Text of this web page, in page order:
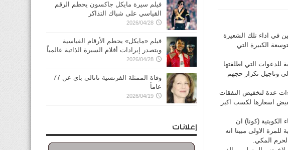
في اداء تلك الشعيرة
الكبيرة التي
للدعوات التي اطلقتها
وتاجيل تكرار حجهم
اضطرت لاتخاذ اجراءات عدة لتخفيض النفقات
اسعارها لكسب اكبر
(كونا) ان
الاولى مبينا انه
فيلم سيرة مايكل جاكسون يحطم الرقم
القياسي على شباك التذاكر
2026/04/28
فيلم «مايكل» يحطم الأرقام القياسية
ويتصدر إيرادات أفلام السيرة الذاتية عالمياً
2026/04/28
وفاة الممثلة الفرنسية ناتالي باي عن 77
عاماً
2026/04/19
إعلانات